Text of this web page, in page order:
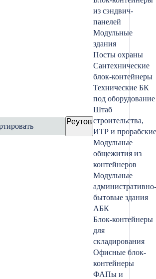
Реутов
из сэндвич-
панелей
Модульные
здания
Посты охраны
Сантехнические
блок-контейнеры
Технические БК
под оборудование
Штаб
строительства,
ИТР и прорабские
Модульные
общежития из
контейнеров
Модульные
административно-
бытовые здания
АБК
Блок-контейнеры
для
складирования
Офисные блок-
контейнеры
ФАПы и